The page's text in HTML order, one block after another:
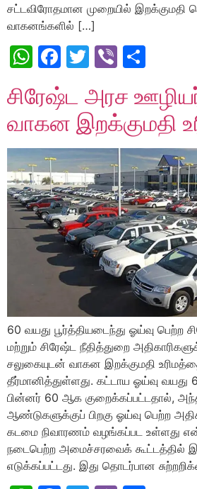
சட்டவிரோதமான முறையில் இறக்குமதி
வாகனங்களில் […]
WhatsApp
Facebook
Twitter
Viber
சிரேஷ்ட அரச
வாகன இறக்குமதி
60 வயது பூர்த்தியடைந்து ஓய்வு பெற்ற
மற்றும் சிரேஷ்ட நீதித்துறை
சலுகையுடன் வாகன இறக்குமதி
தீர்மானித்துள்ளது. கட்டாய ஓய்வு வயது
பின்னர் 60 ஆக குறைக்கப்பட்டதால்,
ஆண்டுகளுக்குப் பிறகு ஓய்வு பெற்ற
கடமை நிவாரணம் வழங்கப்பட உள்ளது
நடைபெற்ற அமைச்சரவைக் கூட்டத்தில்
எடுக்கப்பட்டது. இது தொடர்பான